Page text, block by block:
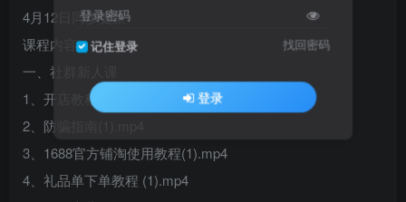
4月12日同步更新
课程内容：
一、社群新人课
1、开店教程(1).mp4
2、防骗指南(1).mp4
3、1688官方铺淘使用教程(1).mp4
4、礼品单下单教程 (1).mp4
登录密码
记住登录 找回密码
登录